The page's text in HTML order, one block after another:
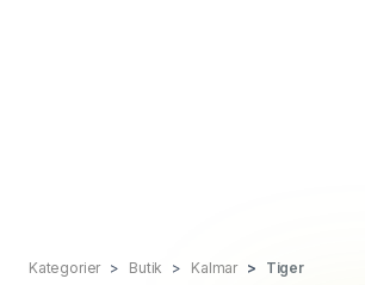
Kategorier Butik Kalmar Tiger